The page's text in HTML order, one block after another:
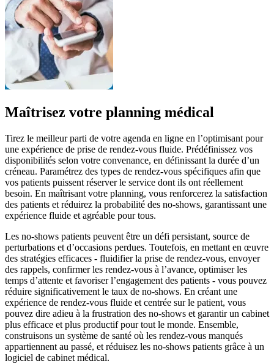
Maîtrisez votre planning médical
Tirez le meilleur parti de votre agenda en ligne en l’optimisant pour
une expérience de prise de rendez-vous fluide. Prédéfinissez vos
disponibilités selon votre convenance, en définissant la durée d’un
créneau. Paramétrez des types de rendez-vous spécifiques afin que
vos patients puissent réserver le service dont ils ont réellement
besoin. En maîtrisant votre planning, vous renforcerez la satisfaction
des patients et réduirez la probabilité des no-shows, garantissant une
expérience fluide et agréable pour tous.
Les no-shows patients peuvent être un défi persistant, source de
perturbations et d’occasions perdues. Toutefois, en mettant en œuvre
des stratégies efficaces - fluidifier la prise de rendez-vous, envoyer
des rappels, confirmer les rendez-vous à l’avance, optimiser les
temps d’attente et favoriser l’engagement des patients - vous pouvez
réduire significativement le taux de no-shows. En créant une
expérience de rendez-vous fluide et centrée sur le patient, vous
pouvez dire adieu à la frustration des no-shows et garantir un cabinet
plus efficace et plus productif pour tout le monde. Ensemble,
construisons un système de santé où les rendez-vous manqués
appartiennent au passé, et réduisez les no-shows patients grâce à un
logiciel de cabinet médical.